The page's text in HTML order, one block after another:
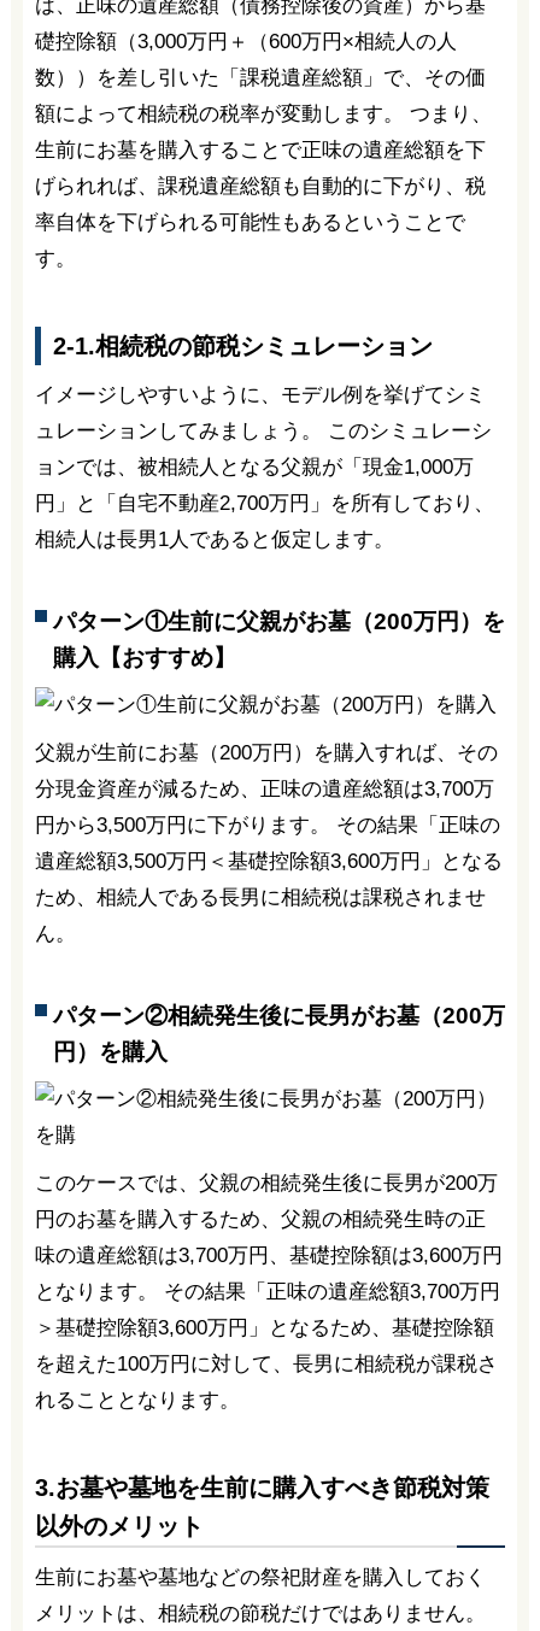
は、正味の遺産総額（債務控除後の資産）から基
礎控除額（3,000万円＋（600万円×相続人の人
数））を差し引いた「課税遺産総額」で、その価
額によって相続税の税率が変動します。 つまり、
生前にお墓を購入することで正味の遺産総額を下
げられれば、課税遺産総額も自動的に下がり、税
率自体を下げられる可能性もあるということで
す。
2-1.相続税の節税シミュレーション
イメージしやすいように、モデル例を挙げてシミ
ュレーションしてみましょう。 このシミュレーシ
ョンでは、被相続人となる父親が「現金1,000万
円」と「自宅不動産2,700万円」を所有しており、
相続人は長男1人であると仮定します。
パターン①生前に父親がお墓（200万円）を
購入【おすすめ】
父親が生前にお墓（200万円）を購入すれば、その
分現金資産が減るため、正味の遺産総額は3,700万
円から3,500万円に下がります。 その結果「正味の
遺産総額3,500万円＜基礎控除額3,600万円」となる
ため、相続人である長男に相続税は課税されませ
ん。
パターン②相続発生後に長男がお墓（200万
円）を購入
このケースでは、父親の相続発生後に長男が200万
円のお墓を購入するため、父親の相続発生時の正
味の遺産総額は3,700万円、基礎控除額は3,600万円
となります。 その結果「正味の遺産総額3,700万円
＞基礎控除額3,600万円」となるため、基礎控除額
を超えた100万円に対して、長男に相続税が課税さ
れることとなります。
3.お墓や墓地を生前に購入すべき節税対策
以外のメリット
生前にお墓や墓地などの祭祀財産を購入しておく
メリットは、相続税の節税だけではありません。